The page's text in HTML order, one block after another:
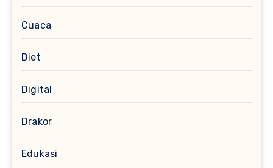
Cuaca
Diet
Digital
Drakor
Edukasi